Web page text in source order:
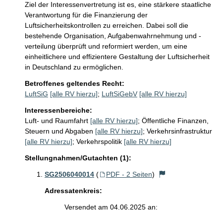
Ziel der Interessenvertretung ist es, eine stärkere staatliche
Verantwortung für die Finanzierung der
Luftsicherheitskontrollen zu erreichen. Dabei soll die
bestehende Organisation, Aufgabenwahrnehmung und -
verteilung überprüft und reformiert werden, um eine
einheitlichere und effizientere Gestaltung der Luftsicherheit
in Deutschland zu ermöglichen.
Betroffenes geltendes Recht:
LuftSiG [alle RV hierzu]; LuftSiGebV [alle RV hierzu]
Interessenbereiche:
Luft- und Raumfahrt [alle RV hierzu]; Öffentliche Finanzen,
Steuern und Abgaben [alle RV hierzu]; Verkehrsinfrastruktur
[alle RV hierzu]; Verkehrspolitik [alle RV hierzu]
Stellungnahmen/Gutachten (1):
SG2506040014 ( PDF - 2 Seiten)
Adressatenkreis:
Versendet am 04.06.2025 an: